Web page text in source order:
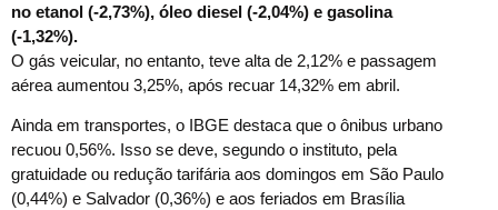
no etanol (-2,73%), óleo diesel (-2,04%) e gasolina
(-1,32%).
O gás veicular, no entanto, teve alta de 2,12% e passagem
aérea aumentou 3,25%, após recuar 14,32% em abril.
Ainda em transportes, o IBGE destaca que o ônibus urbano
recuou 0,56%. Isso se deve, segundo o instituto, pela
gratuidade ou redução tarifária aos domingos em São Paulo
(0,44%) e Salvador (0,36%) e aos feriados em Brasília